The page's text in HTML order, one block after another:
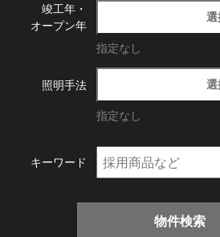
竣工年・
オープン年
指定なし
照明手法
指定なし
キーワード
物件検索